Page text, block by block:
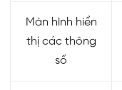
Màn hình hiển
thị các thông
số